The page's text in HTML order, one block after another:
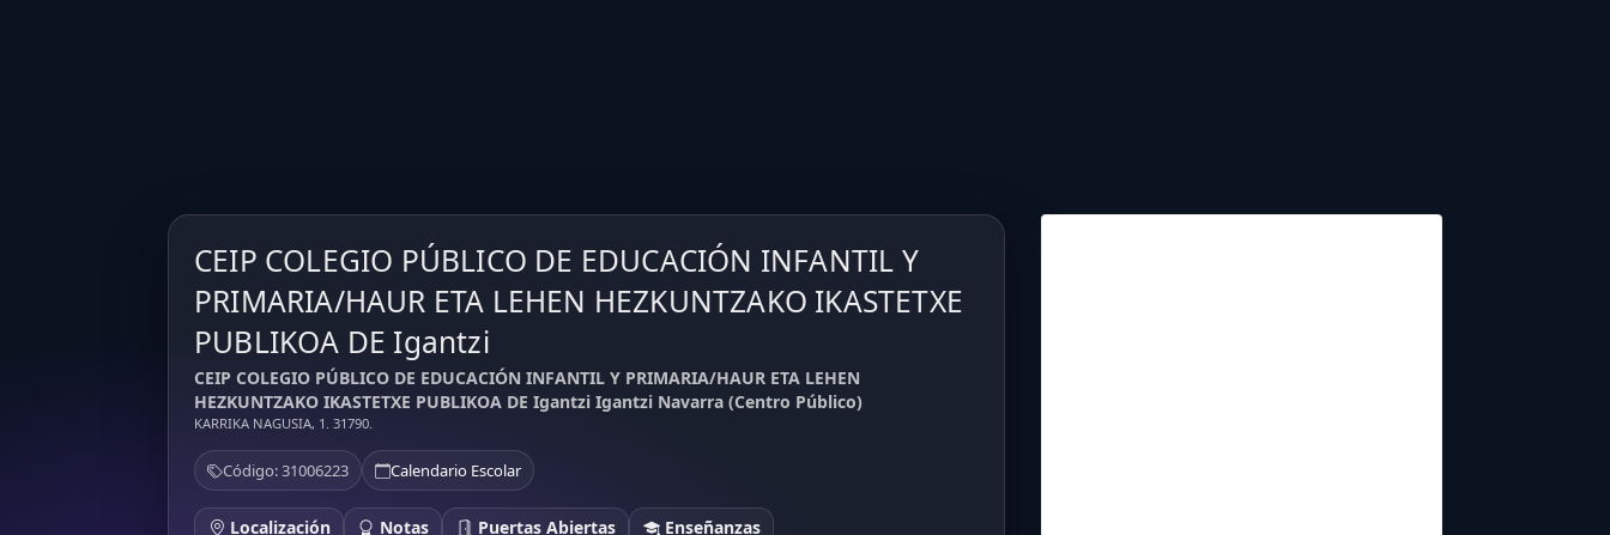
CEIP COLEGIO PÚBLICO DE EDUCACIÓN INFANTIL Y
PRIMARIA/HAUR ETA LEHEN HEZKUNTZAKO IKASTETXE
PUBLIKOA DE Igantzi
CEIP COLEGIO PÚBLICO DE EDUCACIÓN INFANTIL Y PRIMARIA/HAUR ETA LEHEN
HEZKUNTZAKO IKASTETXE PUBLIKOA DE Igantzi Igantzi Navarra (Centro Público)
KARRIKA NAGUSIA, 1. 31790.
Código: 31006223 Calendario Escolar
Localización Notas Puertas Abiertas Enseñanzas